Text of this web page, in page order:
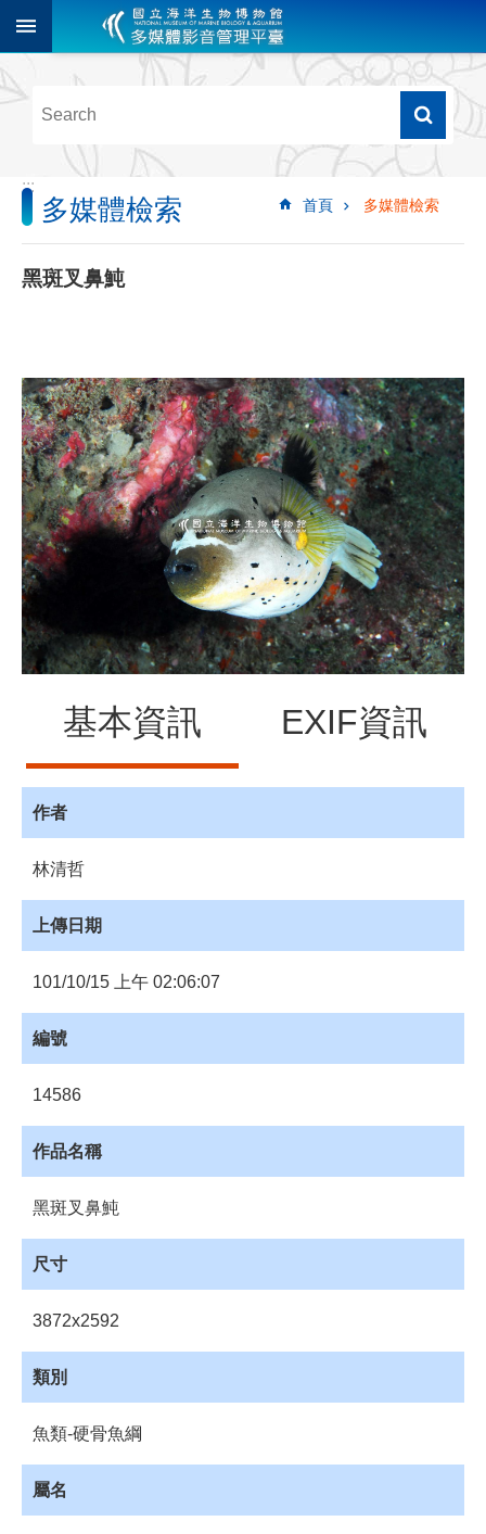
跳到主要內容區塊
階
尋
多
媒
體
檢
像
影
音
音
源
訊
息
發
布
諮
詢
會
員
專
館
員
網
站
購
車
理
資
理
源
:::
首頁 多媒體檢索
多媒體檢索
黑斑叉鼻魨
基本資訊 EXIF資訊
作者
林清哲
上傳日期
101/10/15 上午 02:06:07
編號
14586
作品名稱
黑斑叉鼻魨
尺寸
3872x2592
類別
魚類-硬骨魚綱
屬名